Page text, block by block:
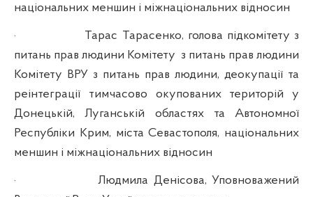
національних меншин і міжнаціональних відносин
·
Тарас Тарасенко, голова підкомітету з
питань прав людини Комітету з питань прав людини
Комітету ВРУ з питань прав людини, деокупації та
реінтеграції тимчасово окупованих територій у
Донецькій, Луганській областях та Автономної
Республіки Крим, міста Севастополя, національних
меншин і міжнаціональних відносин
·
Людмила Денісова, Уповноважений